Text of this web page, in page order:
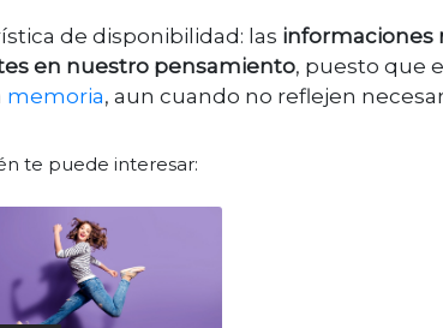
de disponibilidad: las informaciones
en nuestro pensamiento, puesto que
memoria, aun cuando no reflejen
te puede interesar: